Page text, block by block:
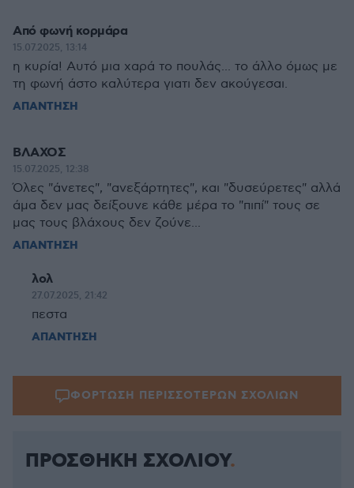
Από φωνή κορμάρα
15.07.2025, 13:14
η κυρία! Αυτό μια χαρά το πουλάς... το άλλο όμως με
τη φωνή άστο καλύτερα γιατι δεν ακούγεσαι.
ΑΠΑΝΤΗΣΗ
ΒΛΑΧΟΣ
15.07.2025, 12:38
Όλες "άνετες", "ανεξάρτητες", και "δυσεύρετες" αλλά
άμα δεν μας δείξουνε κάθε μέρα το "πιπί" τους σε
μας τους βλάχους δεν ζούνε...
ΑΠΑΝΤΗΣΗ
λολ
27.07.2025, 21:42
πεστα
ΑΠΑΝΤΗΣΗ
ΦΟΡΤΩΣΗ ΠΕΡΙΣΣΟΤΕΡΩΝ ΣΧΟΛΙΩΝ
ΠΡΟΣΘΗΚΗ ΣΧΟΛΙΟΥ